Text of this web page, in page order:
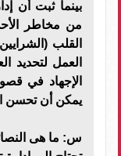
بينما ثبت أن
من مخاطر
القلب
العمل لتحديد
الإجهاد في
يمكن أن تحسن
س: ما هى